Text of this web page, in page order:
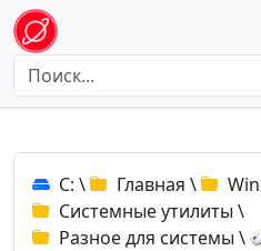
C: \ Главная \
Системные утилиты \
Разное для системы \